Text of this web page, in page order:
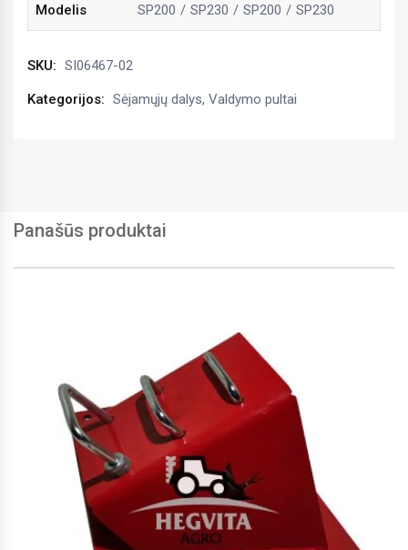
Modelis SP200 SP230 SP200 SP230
SKU: SI06467-02
Kategorijos: Sėjamųjų dalys, Valdymo pultai
Panašūs produktai